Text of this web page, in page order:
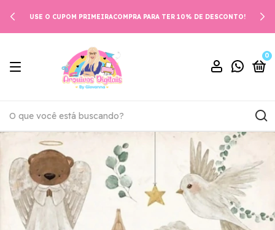
USE O CUPOM PRIMEIRACOMPRA PARA TER 10% DE DESCONTO!
0